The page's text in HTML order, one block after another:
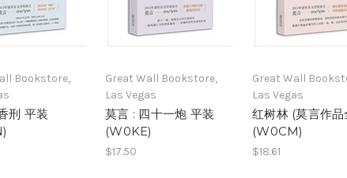
Bookstore,
刑 平装
Great Wall Bookstore,
Las Vegas
莫言 : 四十一炮 平装
(W0KE)
$17.50
Great Wall
Las Vegas
红树林 (莫言作品
(W0CM)
$18.61